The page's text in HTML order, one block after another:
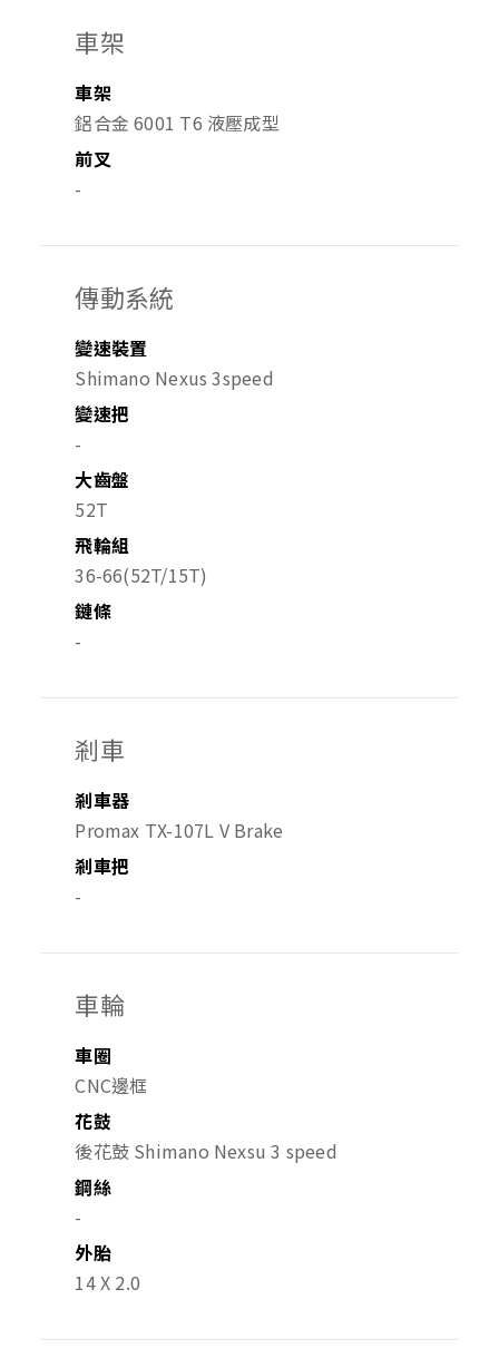
車架
車架
鋁合金 6001 T6 液壓成型
前叉
-
傳動系統
變速裝置
Shimano Nexus 3speed
變速把
-
大齒盤
52T
飛輪組
36-66(52T/15T)
鏈條
-
剎車
剎車器
Promax TX-107L V Brake
剎車把
-
車輪
車圈
CNC邊框
花鼓
後花鼓 Shimano Nexsu 3 speed
鋼絲
-
外胎
14 X 2.0